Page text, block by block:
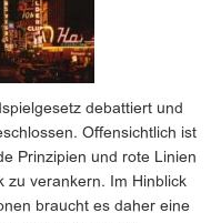
debattiert und
Offensichtlich ist
Prinzipien und rote Linien
zu verankern. Im Hinblick
braucht es daher eine